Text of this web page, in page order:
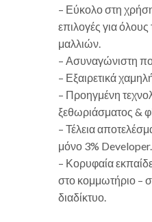
– Εύκολο στη
επιλογές για
μαλλιών.
– Ασυναγώνιστη
– Εξαιρετικά
– Προηγμένη
ξεθωριάσματος &
– Τέλεια
μόνο 3% Developer.
– Κορυφαία
στο κομμωτήριο –
διαδίκτυο.